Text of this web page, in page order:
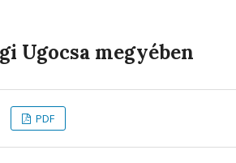
Ugocsa megyében
PDF